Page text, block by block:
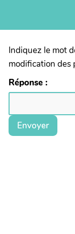
Indiquez le mot
modification des
Réponse :
Envoyer